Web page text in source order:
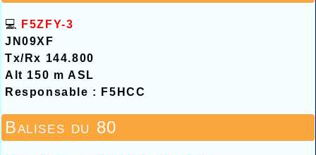
💻
F5ZFY-3
JN09XF
Tx/Rx 144.800
Alt 150 m ASL
Responsable : F5HCC
Balises du 80